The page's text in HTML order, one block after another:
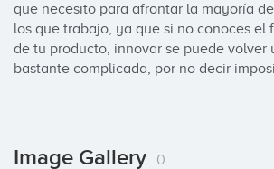
que necesito para afrontar la mayoría
los que trabajo, ya que si no conoces el
de tu producto, innovar se puede volver
bastante complicada, por no decir
Image Gallery 0